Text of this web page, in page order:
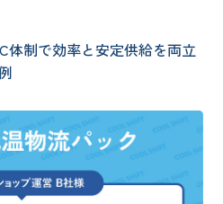
体制で効率と安定供給を両立